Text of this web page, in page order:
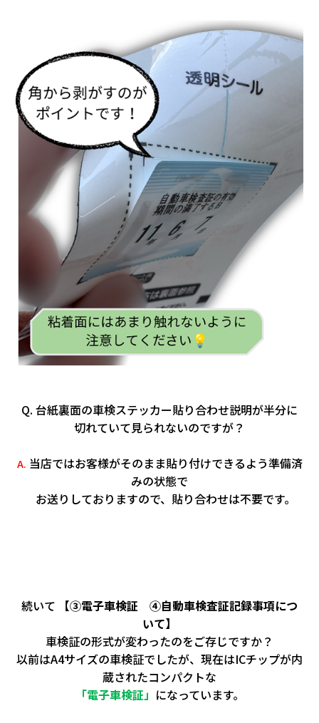
Q. 台紙裏面の車検ステッカー貼り合わせ説明が半分に
切れていて見られないのですが？
A. 当店ではお客様がそのまま貼り付けできるよう準備済
みの状態で
お送りしておりますので、貼り合わせは不要です。
続いて
【③電子車検証 ④自動車検査証記録事項につ
いて】
車検証の形式が変わったのをご存じですか？
以前はA4サイズの車検証でしたが、現在はICチップが内
蔵されたコンパクトな
「電子車検証」 になっています。